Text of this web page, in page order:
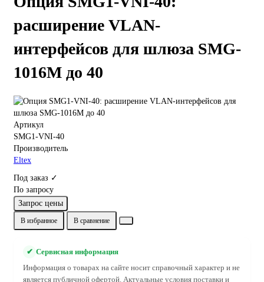
расширение VLAN-
интерфейсов для шлюза SMG-
1016M до 40
Артикул
SMG1-VNI-40
Производитель
Eltex
Под заказ ✓
По запросу
Запрос цены
В избранное В сравнение
✔ Сервисная информация
Информация о товарах на сайте носит справочный характер и не
является публичной офертой. Актуальные условия поставки и